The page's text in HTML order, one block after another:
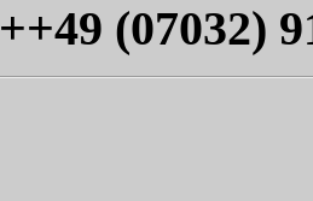
++49 (07032)